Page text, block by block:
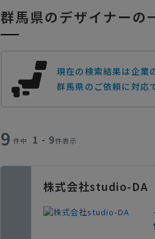
群馬県のデザイナーの
現在の検索結果は企業
群馬県のご依頼に対応
9 件中 1 - 9件表示
株式会社studio-DA